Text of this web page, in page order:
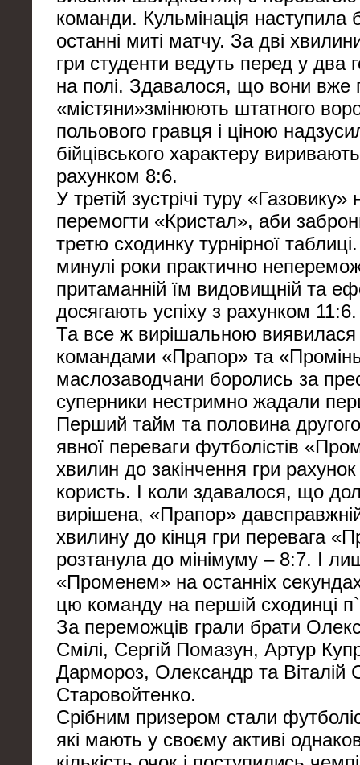
команди. Кульмінація наступила
останні миті матчу. За дві
гри студенти ведуть перед у два
на полі. Здавалося, що вони вже
«містяни»змінюють штатного
польового гравця і ціною
бійцівського характеру
рахунком 8:6.
У третій зустрічі туру «Газовику»
перемогти «Кристал», аби
третю сходинку турнірної
минулі роки практично
притаманній їм видовищній та
досягають успіху з рахунком 11:6.
Та все ж вирішальною виявилася
командами «Прапор» та
маслозаводчани боролись за
суперники нестримно жадали
Перший тайм та половина
явної переваги футболістів
хвилин до закінчення гри
користь. І коли здавалося, що
вирішена, «Прапор»
хвилину до кінця гри перевага
розтанула до мінімуму – 8:7. І
«Променем» на останніх
цю команду на першій сходинці
За переможців грали брати
Смілі, Сергій Помазун, Артур
Дармороз, Олександр та Віталій
Старовойтенко.
Срібним призером стали
які мають у своєму активі